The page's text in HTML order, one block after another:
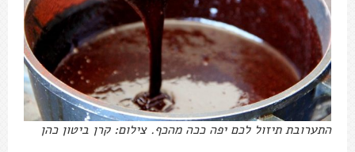
התערובת תיזול לכם יפה ככה מהכף. צילום: קרן ביטון כהן